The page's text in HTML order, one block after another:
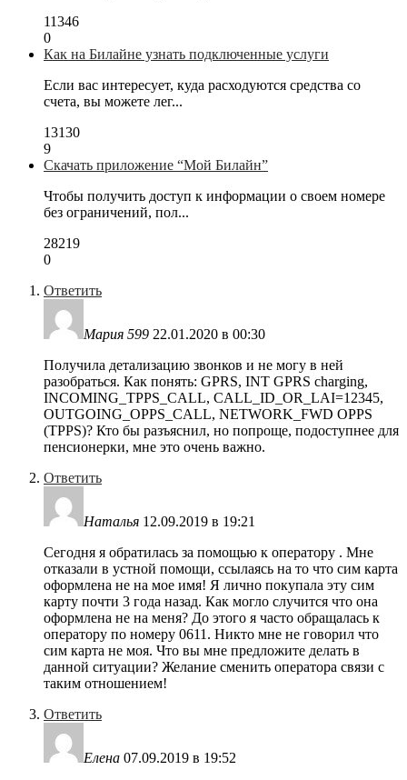
11346
0
Как на Билайне узнать подключенные услуги
Если вас интересует, куда расходуются средства со
счета, вы можете лег...
13130
9
Скачать приложение “Мой Билайн”
Чтобы получить доступ к информации о своем номере
без ограничений, пол...
28219
0
Ответить
Мария 599 22.01.2020 в 00:30
Получила детализацию звонков и не могу в ней
разобраться. Как понять: GPRS, INT GPRS charging,
INCOMING_TPPS_CALL, CALL_ID_OR_LAI=12345,
OUTGOING_OPPS_CALL, NETWORK_FWD OPPS
(TPPS)? Кто бы разъяснил, но попроще, подоступнее для
пенсионерки, мне это очень важно.
Ответить
Наталья 12.09.2019 в 19:21
Сегодня я обратилась за помощью к оператору . Мне
отказали в устной помощи, ссылаясь на то что сим карта
оформлена не на мое имя! Я лично покупала эту сим
карту почти 3 года назад. Как могло случится что она
оформлена не на меня? До этого я часто обращалась к
оператору по номеру 0611. Никто мне не говорил что
сим карта не моя. Что вы мне предложите делать в
данной ситуации? Желание сменить оператора связи с
таким отношением!
Ответить
Елена 07.09.2019 в 19:52